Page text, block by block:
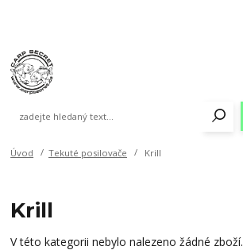
Úvod Tekuté posilovače Krill
Krill
V této kategorii nebylo nalezeno žádné zboží.